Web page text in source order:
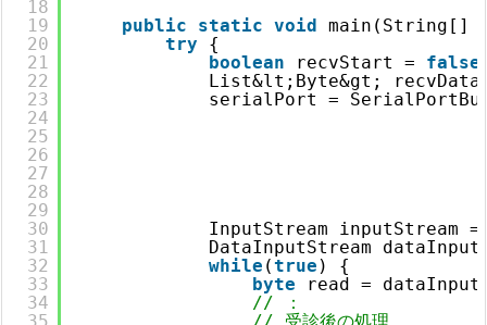
18
19
20
21
22
23
24
25
26
27
28
29
30
31
32
33
34
35
public
static void main(String[]
try
{
boolean
recvStart = false
List&lt;Byte&gt;
serialPort =
InputStream inputStream
DataInputStream
while (true ) {
byte
read =
// ：
// 受診後の処理